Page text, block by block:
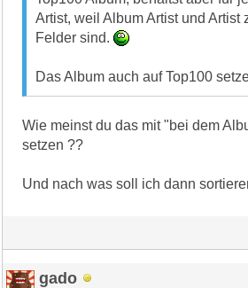
Artist, weil Album Artist und Artist
Felder sind.
Das Album auch auf Top100
Wie meinst du das mit "bei dem
setzen ??
Und nach was soll ich dann
gado